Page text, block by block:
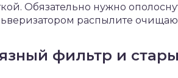
Обязательно нужно
распылите
фильтр и